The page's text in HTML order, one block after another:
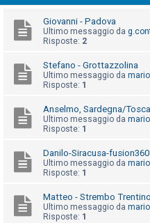
i
s
e
n
z
r
i
p
o
s
Giovanni - Padova
Ultimo messaggio da
Risposte: 2
Stefano - Grottazzolina
Ultimo messaggio da
Risposte: 1
Anselmo, Sardegna/
Ultimo messaggio da
Risposte: 1
Danilo-Siracusa-fusion360
Ultimo messaggio da
Risposte: 1
Matteo - Strembo
Ultimo messaggio da
Risposte: 1